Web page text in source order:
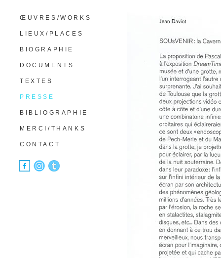
ŒUVRES/WORKS
LIEUX/PLACES
BIOGRAPHIE
DOCUMENTS
TEXTES
PRESSE
BIBLIOGRAPHIE
MERCI/THANKS
CONTACT